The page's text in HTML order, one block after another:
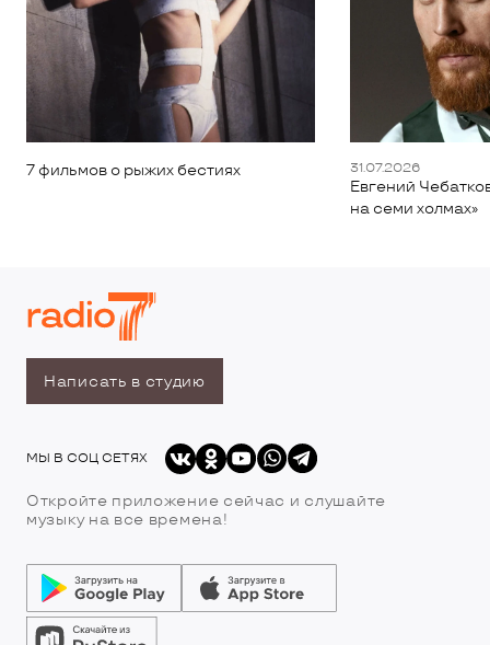
7 фильмов о рыжих бестиях 31.07.2026
Евгений
на семи холмах»
Написать в студию
МЫ В СОЦ СЕТЯХ
Откройте приложение сейчас и слушайте
музыку на все времена!